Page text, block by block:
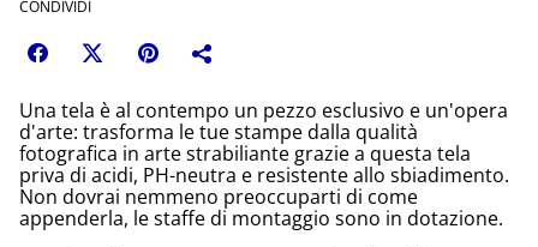
CONDIVIDI
Una tela è al contempo un pezzo esclusivo e un'opera
d'arte: trasforma le tue stampe dalla qualità
fotografica in arte strabiliante grazie a questa tela
priva di acidi, PH-neutra e resistente allo sbiadimento.
Non dovrai nemmeno preoccuparti di come
appenderla, le staffe di montaggio sono in dotazione.